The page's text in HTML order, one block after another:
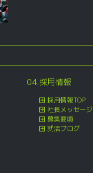
04.採用情報
採用情報TOP
社長メッセージ
募集要項
就活ブログ